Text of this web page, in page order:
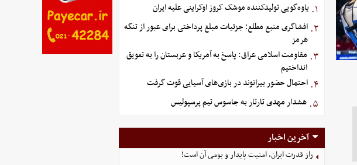
۱. یاوه‌گویی تولیدکننده موشک کروز اوکراینی علیه ایران
۲. افشاگری منبع مطلع؛ جزئیات مبلغ پرداختی برای عبور از تنگه
هرمز
۳. مقاومت اسلامی عراق: پاسخ به آمریکا و عربستان را به تعویق
انداختیم
۴. احتمال حضور بیرانوند در بازی‌های آسیایی قوت گرفت
۵. هشدار مهدی تارتار به جاسوس تیم پرسپولیس
آخرین اخبار
راز قدرت ایران، امنیت پایدار و بومی آن است!